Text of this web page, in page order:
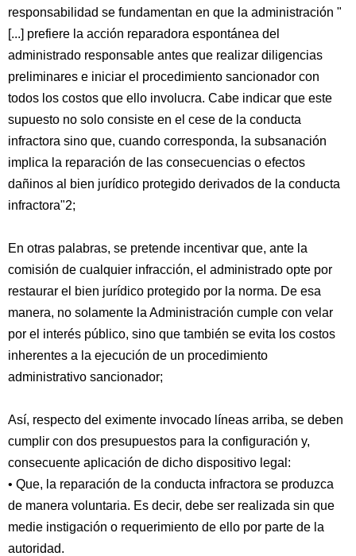
responsabilidad se fundamentan en que la administración "
[...] prefiere la acción reparadora espontánea del
administrado responsable antes que realizar diligencias
preliminares e iniciar el procedimiento sancionador con
todos los costos que ello involucra. Cabe indicar que este
supuesto no solo consiste en el cese de la conducta
infractora sino que, cuando corresponda, la subsanación
implica la reparación de las consecuencias o efectos
dañinos al bien jurídico protegido derivados de la conducta
infractora"2;
En otras palabras, se pretende incentivar que, ante la
comisión de cualquier infracción, el administrado opte por
restaurar el bien jurídico protegido por la norma. De esa
manera, no solamente la Administración cumple con velar
por el interés público, sino que también se evita los costos
inherentes a la ejecución de un procedimiento
administrativo sancionador;
Así, respecto del eximente invocado líneas arriba, se deben
cumplir con dos presupuestos para la configuración y,
consecuente aplicación de dicho dispositivo legal:
• Que, la reparación de la conducta infractora se produzca
de manera voluntaria. Es decir, debe ser realizada sin que
medie instigación o requerimiento de ello por parte de la
autoridad.